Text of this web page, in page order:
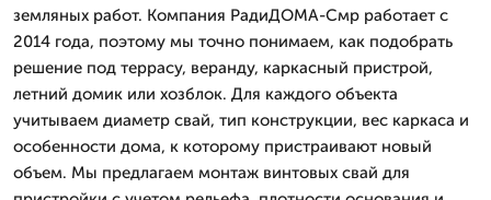
земляных работ. Компания РадиДОМА-Смр работает с
2014 года, поэтому мы точно понимаем, как подобрать
решение под террасу, веранду, каркасный пристрой,
летний домик или хозблок. Для каждого объекта
учитываем диаметр свай, тип конструкции, вес каркаса и
особенности дома, к которому пристраивают новый
объем. Мы предлагаем монтаж винтовых свай для